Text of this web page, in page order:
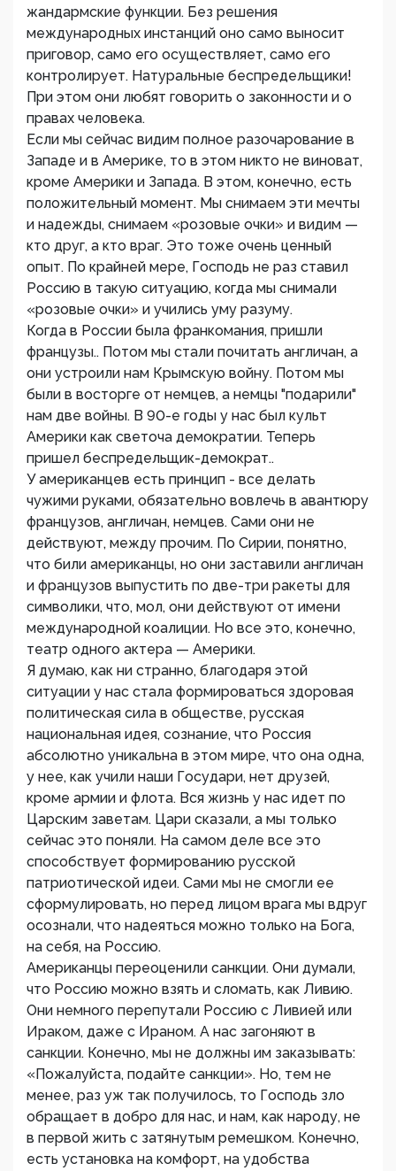
жандармские функции. Без решения
международных инстанций оно само выносит
приговор, само его осуществляет, само его
контролирует. Натуральные беспредельщики!
При этом они любят говорить о законности и о
правах человека.
Если мы сейчас видим полное разочарование в
Западе и в Америке, то в этом никто не виноват,
кроме Америки и Запада. В этом, конечно, есть
положительный момент. Мы снимаем эти мечты
и надежды, снимаем «розовые очки» и видим —
кто друг, а кто враг. Это тоже очень ценный
опыт. По крайней мере, Господь не раз ставил
Россию в такую ситуацию, когда мы снимали
«розовые очки» и учились уму разуму.
Когда в России была франкомания, пришли
французы.. Потом мы стали почитать англичан, а
они устроили нам Крымскую войну. Потом мы
были в восторге от немцев, а немцы "подарили"
нам две войны. В 90-е годы у нас был культ
Америки как светоча демократии. Теперь
пришел беспредельщик-демократ..
У американцев есть принцип - все делать
чужими руками, обязательно вовлечь в авантюру
французов, англичан, немцев. Сами они не
действуют, между прочим. По Сирии, понятно,
что били американцы, но они заставили англичан
и французов выпустить по две-три ракеты для
символики, что, мол, они действуют от имени
международной коалиции. Но все это, конечно,
театр одного актера — Америки.
Я думаю, как ни странно, благодаря этой
ситуации у нас стала формироваться здоровая
политическая сила в обществе, русская
национальная идея, сознание, что Россия
абсолютно уникальна в этом мире, что она одна,
у нее, как учили наши Государи, нет друзей,
кроме армии и флота. Вся жизнь у нас идет по
Царским заветам. Цари сказали, а мы только
сейчас это поняли. На самом деле все это
способствует формированию русской
патриотической идеи. Сами мы не смогли ее
сформулировать, но перед лицом врага мы вдруг
осознали, что надеяться можно только на Бога,
на себя, на Россию.
Американцы переоценили санкции. Они думали,
что Россию можно взять и сломать, как Ливию.
Они немного перепутали Россию с Ливией или
Ираком, даже с Ираном. А нас загоняют в
санкции. Конечно, мы не должны им заказывать:
«Пожалуйста, подайте санкции». Но, тем не
менее, раз уж так получилось, то Господь зло
обращает в добро для нас, и нам, как народу, не
в первой жить с затянутым ремешком. Конечно,
есть установка на комфорт, на удобства